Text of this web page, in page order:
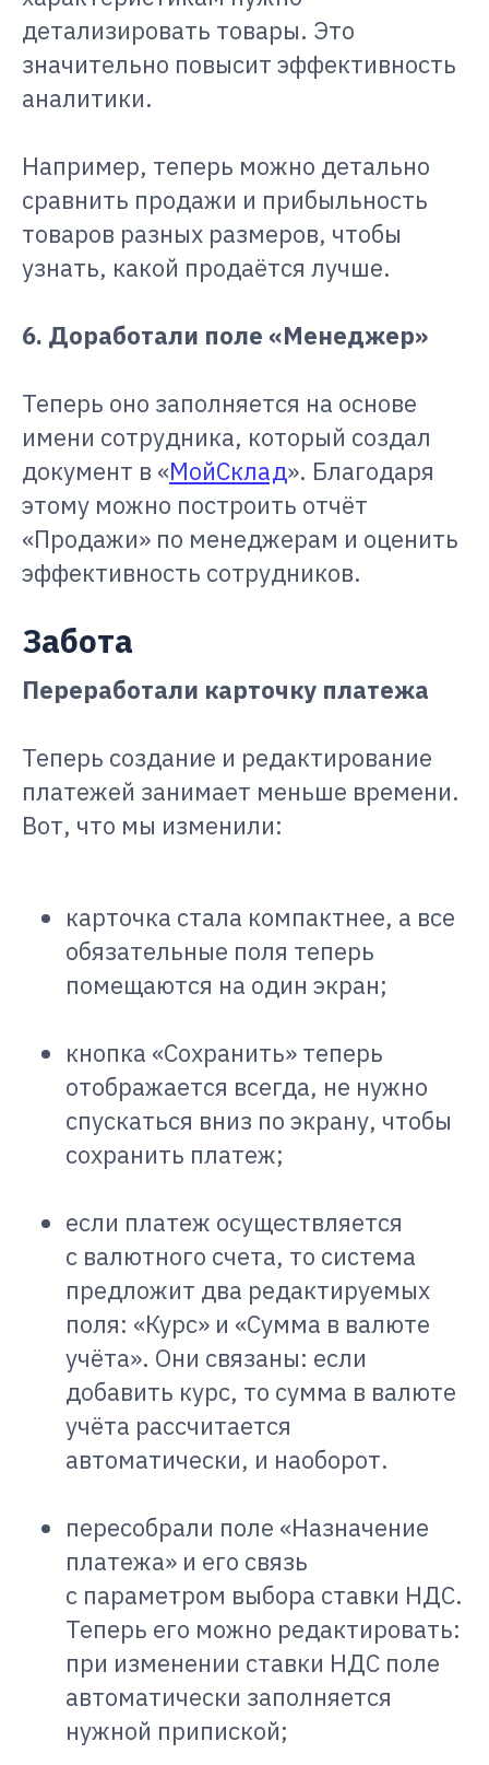
детализировать товары. Это
значительно повысит эффективность
аналитики.
Например, теперь можно детально
сравнить продажи и прибыльность
товаров разных размеров, чтобы
узнать, какой продаётся лучше.
6. Доработали поле «Менеджер»
Теперь оно заполняется на основе
имени сотрудника, который создал
документ в «МойСклад». Благодаря
этому можно построить отчёт
«Продажи» по менеджерам и оценить
эффективность сотрудников.
Забота
Переработали карточку платежа
Теперь создание и редактирование
платежей занимает меньше времени.
Вот, что мы изменили:
карточка стала компактнее, а все
обязательные поля теперь
помещаются на один экран;
кнопка «Сохранить» теперь
отображается всегда, не нужно
спускаться вниз по экрану, чтобы
сохранить платеж;
если платеж осуществляется
с валютного счета, то система
предложит два редактируемых
поля: «Курс» и «Сумма в валюте
учёта». Они связаны: если
добавить курс, то сумма в валюте
учёта рассчитается
автоматически, и наоборот.
пересобрали поле «Назначение
платежа» и его связь
с параметром выбора ставки НДС.
Теперь его можно редактировать:
при изменении ставки НДС поле
автоматически заполняется
нужной припиской;